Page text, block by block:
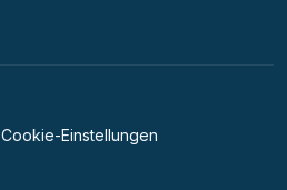
Cookie-Einstellungen